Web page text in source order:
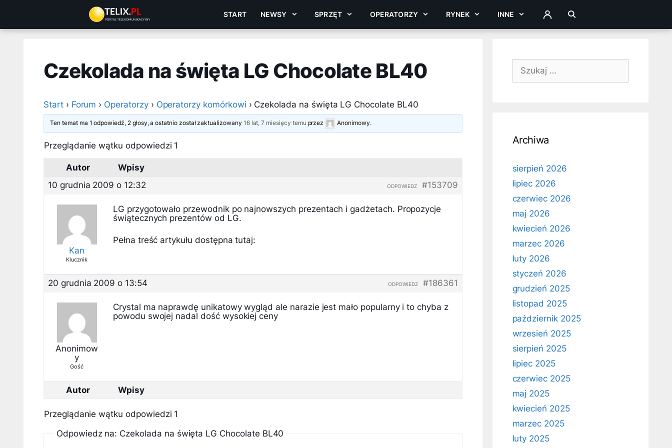
treści
START NEWSY SPRZĘT OPERATORZY RYNEK INNE ZALOGUJ
Czekolada na święta LG Chocolate BL40
Start › Forum › Operatorzy › Operatorzy komórkowi › Czekolada na święta LG Chocolate BL40
Ten temat ma 1 odpowiedź, 2 głosy, a ostatnio został zaktualizowany 16 lat, 7 miesięcy temu przez Anonimowy.
Przeglądanie wątku odpowiedzi 1
Autor
Wpisy
10 grudnia 2009 o 12:32
#153709
ODPOWIEDZ
Kan
Klucznik
LG przygotowało przewodnik po najnowszych prezentach i gadżetach. Propozycje
świątecznych prezentów od LG.
Pełna treść artykułu dostępna tutaj:
20 grudnia 2009 o 13:54 #186361
ODPOWIEDZ
Anonimow
y
Gość
Crystal ma naprawdę unikatowy wygląd ale narazie jest mało popularny i to chyba z
powodu swojej nadal dość wysokiej ceny
Autor Wpisy
Przeglądanie wątku odpowiedzi 1
Odpowiedz na: Czekolada na święta LG Chocolate BL40
Szukaj:
Archiwa
sierpień 2026
lipiec 2026
czerwiec 2026
maj 2026
kwiecień 2026
marzec 2026
luty 2026
styczeń 2026
grudzień 2025
listopad 2025
październik 2025
wrzesień 2025
sierpień 2025
lipiec 2025
czerwiec 2025
maj 2025
kwiecień 2025
marzec 2025
luty 2025